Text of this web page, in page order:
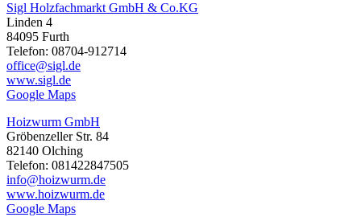
Sigl Holzfachmarkt GmbH & Co.KG
Linden 4
84095 Furth
Telefon: 08704-912714
office@sigl.de
www.sigl.de
Google Maps
Hoizwurm GmbH
Gröbenzeller Str. 84
82140 Olching
Telefon: 081422847505
info@hoizwurm.de
www.hoizwurm.de
Google Maps